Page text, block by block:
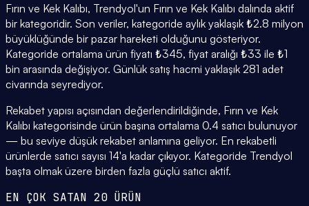
Fırın ve Kek Kalıbı, Trendyol'un Fırın ve Kek Kalıbı dalında aktif
bir kategoridir. Son veriler, kategoride aylık yaklaşık ₺2.8 milyon
büyüklüğünde bir pazar hareketi olduğunu gösteriyor.
Kategoride ortalama ürün fiyatı ₺345, fiyat aralığı ₺33 ile ₺1
bin arasında değişiyor. Günlük satış hacmi yaklaşık 281 adet
civarında seyrediyor.
Rekabet yapısı açısından değerlendirildiğinde, Fırın ve Kek
Kalıbı kategorisinde ürün başına ortalama 0.4 satıcı bulunuyor
— bu seviye düşük rekabet anlamına geliyor. En rekabetli
ürünlerde satıcı sayısı 14'a kadar çıkıyor. Kategoride Trendyol
başta olmak üzere birden fazla güçlü satıcı aktif.
EN ÇOK SATAN 20 ÜRÜN